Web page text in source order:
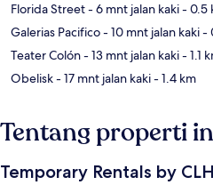
Florida Street- 6 mnt jalan kaki- 0.5
Galerias Pacifico- 10 mnt jalan kaki-
Teater Colón- 13 mnt jalan kaki- 1.1
Obelisk- 17 mnt jalan kaki- 1.4 km
Tentang properti
Temporary Rentals by